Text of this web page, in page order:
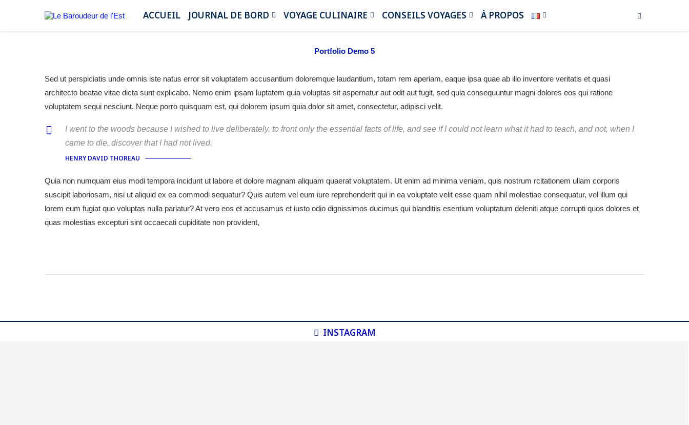
ACCUEIL JOURNAL DE BORD VOYAGE CULINAIRE CONSEILS VOYAGES À PROPOS
Portfolio Demo 5
Sed ut perspiciatis unde omnis iste natus error sit voluptatem accusantium doloremque laudantium, totam rem aperiam, eaque ipsa quae ab illo inventore veritatis et quasi
architecto beatae vitae dicta sunt explicabo. Nemo enim ipsam luptatem quia voluptas sit aspernatur aut odit aut fugit, sed quia consequuntur magni dolores eos qui ratione
voluptatem sequi nesciunt. Neque porro quisquam est, qui dolorem ipsum quia dolor sit amet, consectetur, adipisci velit.
I went to the woods because I wished to live deliberately, to front only the essential facts of life, and see if I could not learn what it had to teach, and not, when I
came to die, discover that I had not lived.
HENRY DAVID THOREAU
Quia non numquam eius modi tempora incidunt ut labore et dolore magnam aliquam quaerat voluptatem. Ut enim ad minima veniam, quis nostrum rcitationem ullam corporis
suscipit laboriosam, nisi ut aliquid ex ea commodi sequatur? Quis autem vel eum iure reprehenderit qui in ea voluptate velit esse quam nihil molestiae consequatur, vel illum qui
lorem eum fugiat quo voluptas nulla pariatur? At vero eos et accusamus et iusto odio dignissimos ducimus qui blanditiis esentium voluptatum deleniti atque corrupti quos dolores et
quas molestias excepturi sint occaecati cupiditate non provident,
INSTAGRAM